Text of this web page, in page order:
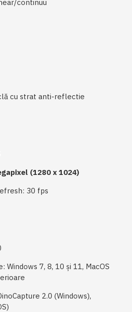
continuu
cu strat anti-reflectie
(1280 x 1024)
30 fps
Windows 7, 8, 10 și 11, MacOS
2.0 (Windows),